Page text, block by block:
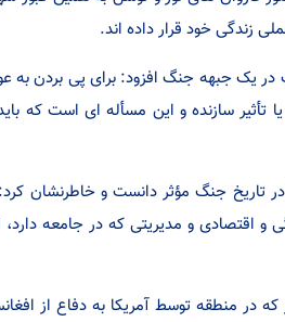
زندگی خود قرار داده اند.
در یک جبهه جنگ افزود: برای پی بردن به
یا تأثیر سازنده و این مسأله ای است
3عامل مهم را در تاریخ جنگ مؤثر دانست و
و اقتصادی و مدیریتی که در جامعه
در منطقه توسط آمریکا به دفاع از